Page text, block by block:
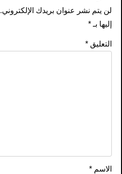
لن يتم نشر عنوان بريدك الإلكتروني.
إليها بـ*
التعليق*
الاسم*